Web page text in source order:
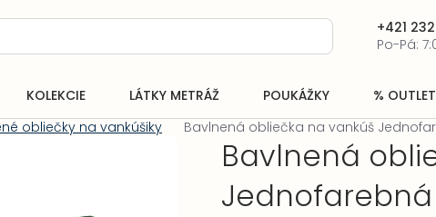
+421
Po-Pá:
KOLEKCIE LÁTKY METRÁŽ POUKÁŽKY % OUTLET
obliečky na vankúšiky Bavlnená obliečka na vankúš
Bavlnená